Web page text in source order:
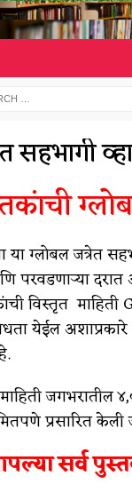
सहभागी
या ग्लोबल जत्रेत
दरात
विस्तृत माहिती
येईल
जगभरातील
प्रसारित केली
सर्व